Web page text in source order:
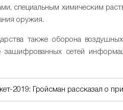
специальным химическим
оружия.
также оборона
зашифрованных сетей
2019: Гройсман рассказал о